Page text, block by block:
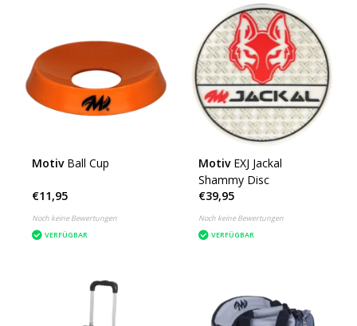
Motiv Ball Cup
€11,95
Noch keine Bewertungen
VERFÜGBAR
Motiv EXJ Jackal
Shammy Disc
€39,95
Noch keine Bewertungen
VERFÜGBAR